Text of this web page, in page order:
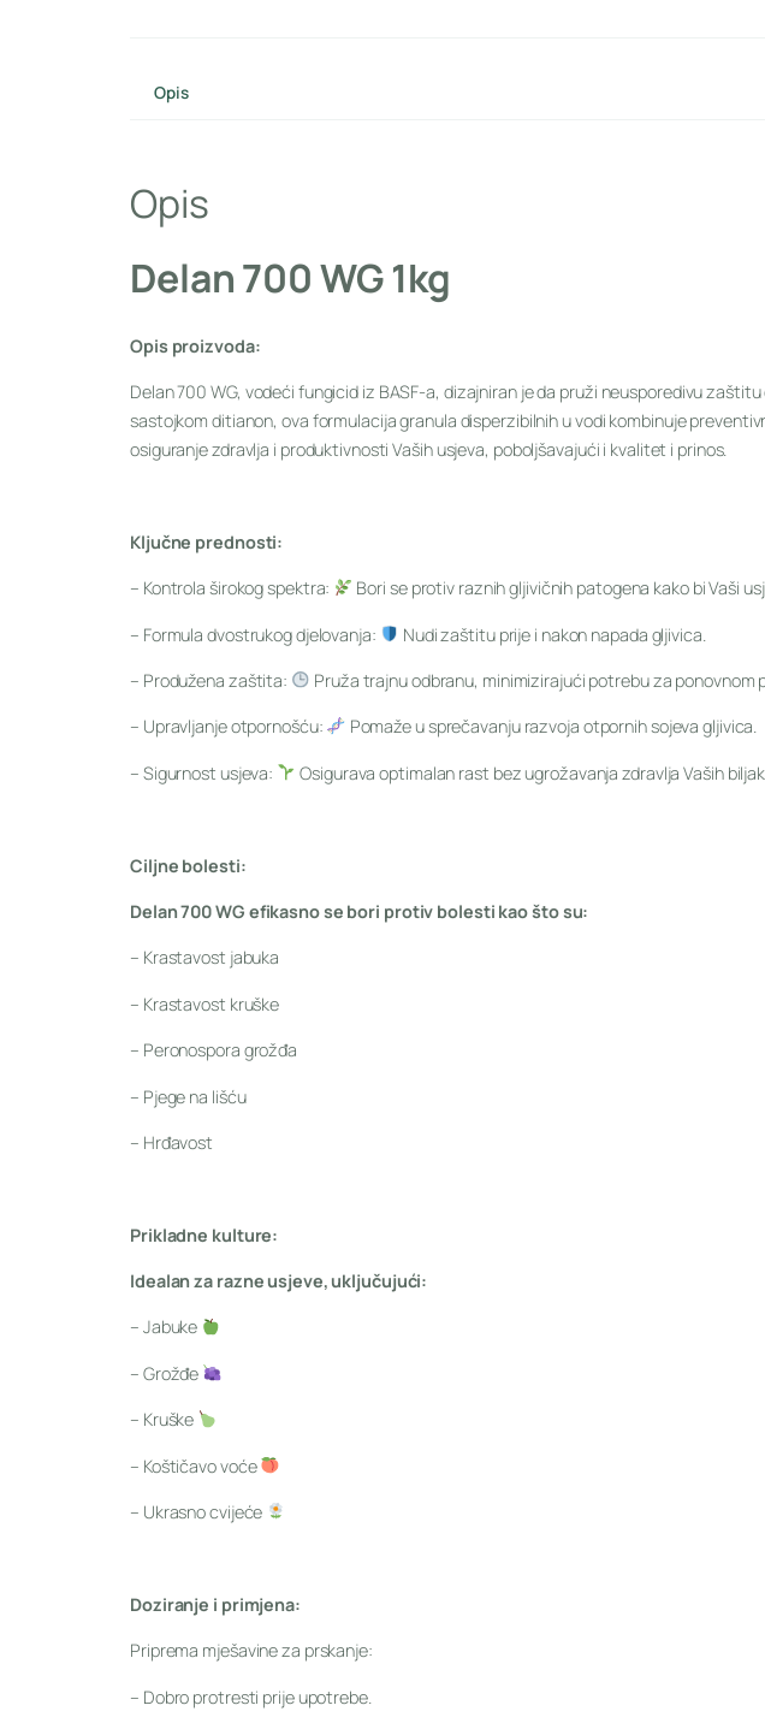
Opis
Opis
Delan 700 WG 1kg
Opis proizvoda:
Delan 700 WG, vodeći fungicid iz BASF-a, dizajniran je da pruži neusporedivu
sastojkom ditianon, ova formulacija granula disperzibilnih u vodi kombinuje
osiguranje zdravlja i produktivnosti Vaših usjeva, poboljšavajući i kvalitet i prinos.
Ključne prednosti:
– Kontrola širokog spektra: Bori se protiv raznih gljivičnih patogena kako bi Vaši
– Formula dvostrukog djelovanja: Nudi zaštitu prije i nakon napada gljivica.
– Produžena zaštita: Pruža trajnu odbranu, minimizirajući potrebu za ponovnom
– Upravljanje otpornošću: Pomaže u sprečavanju razvoja otpornih sojeva gljivica.
– Sigurnost usjeva: Osigurava optimalan rast bez ugrožavanja zdravlja Vaših
Ciljne bolesti:
Delan 700 WG efikasno se bori protiv bolesti kao što su:
– Krastavost jabuka
– Krastavost kruške
– Peronospora grožđa
– Pjege na lišću
– Hrđavost
Prikladne kulture:
Idealan za razne usjeve, uključujući:
– Jabuke
– Grožđe
– Kruške
– Koštičavo voće
– Ukrasno cvijeće
Doziranje i primjena:
Priprema mješavine za prskanje:
– Dobro protresti prije upotrebe.